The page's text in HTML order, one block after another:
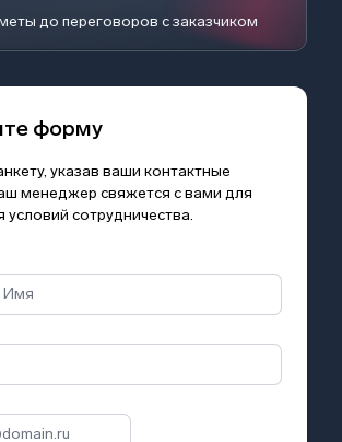
до переговоров с заказчиком
форму
указав ваши контактные
менеджер свяжется с вами для
сотрудничества.